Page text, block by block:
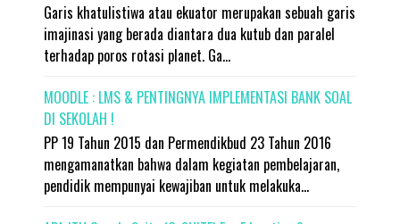
Garis khatulistiwa atau ekuator merupakan sebuah garis
imajinasi yang berada diantara dua kutub dan paralel
terhadap poros rotasi planet. Ga...
MOODLE : LMS & PENTINGNYA IMPLEMENTASI BANK SOAL
DI SEKOLAH !
PP 19 Tahun 2015 dan Permendikbud 23 Tahun 2016
mengamanatkan bahwa dalam kegiatan pembelajaran,
pendidik mempunyai kewajiban untuk melakuka...